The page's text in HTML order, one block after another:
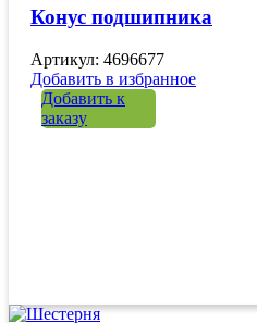
Конус подшипника
Артикул: 4696677
Добавить в избранное
Добавить к
заказу